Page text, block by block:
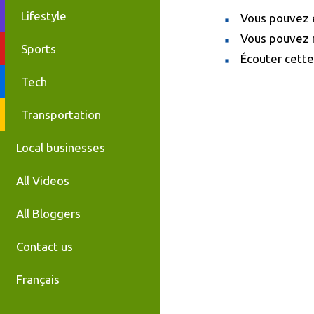
Lifestyle
Sports
Tech
Transportation
Local businesses
All Videos
All Bloggers
Contact us
Français
Vous pouvez
Vous
Écouter